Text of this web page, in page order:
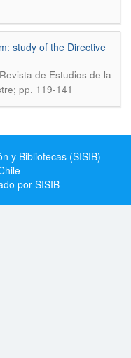
study of the Directive
Revista de Estudios de la
pp. 119-141
y Bibliotecas (SISIB) -
por SISIB